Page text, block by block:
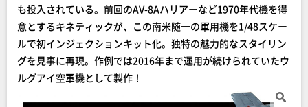
も投入されている。前回のAV-8Aハリアーなど1970年代機を得
意とするキネティックが、この南米随一の軍用機を1/48スケー
ルで初インジェクションキット化。独特の魅力的なスタイリン
グを見事に再現。作例では2016年まで運用が続けられていたウ
ルグアイ空軍機として製作！